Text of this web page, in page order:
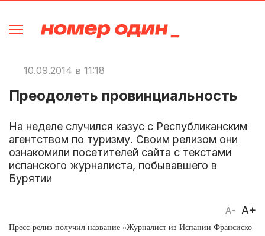
10.09.2014 в 11:18
Преодолеть провинциальность
На неделе случился казус с Республиканским
агентством по туризму. Своим релизом они
ознакомили посетителей сайта с текстами
испанского журналиста, побывавшего в
Бурятии
A- A+
Пресс-релиз получил название «Журналист из Испании Франсиско